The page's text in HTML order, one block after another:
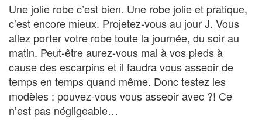
Une jolie robe c’est bien. Une robe jolie et pratique,
c’est encore mieux. Projetez-vous au jour J. Vous
allez porter votre robe toute la journée, du soir au
matin. Peut-être aurez-vous mal à vos pieds à
cause des escarpins et il faudra vous asseoir de
temps en temps quand même. Donc testez les
modèles : pouvez-vous vous asseoir avec ?! Ce
n’est pas négligeable…